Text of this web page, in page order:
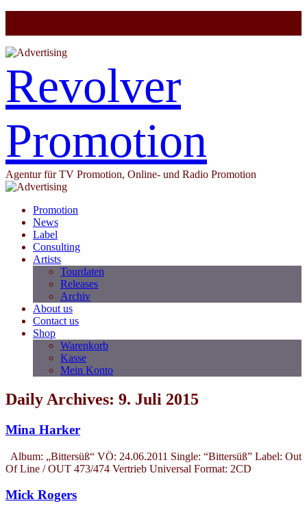
Revolver
Promotion
Agentur für TV Promotion, Online- und Radio Promotion
Promotion
News
Label
Consulting
Artists
Tourdaten
Releases
Archiv
About us
Contact us
Shop
Warenkorb
Kasse
Mein Konto
Daily Archives: 9. Juli 2015
Mina Harker
Album: „Bittersüß“ VÖ: 24.06.2011 Single: “Bittersüß” Label: Out
Of Line / OUT 473/474 Vertrieb Universal Format: 2CD
Mick Rogers